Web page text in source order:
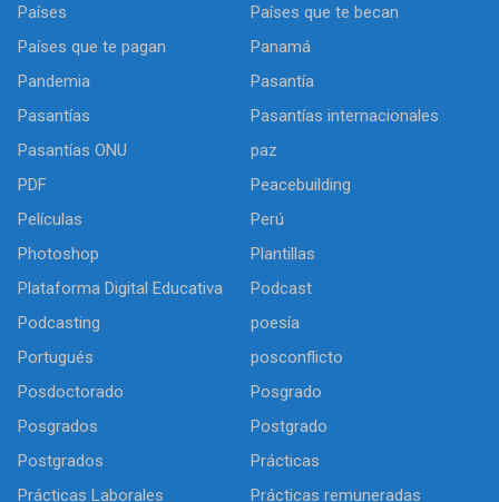
Países
Países que te becan
Países que te pagan
Panamá
Pandemia
Pasantía
Pasantías
Pasantías internacionales
Pasantías ONU
paz
PDF
Peacebuilding
Películas
Perú
Photoshop
Plantillas
Plataforma Digital Educativa
Podcast
Podcasting
poesía
Portugués
posconflicto
Posdoctorado
Posgrado
Posgrados
Postgrado
Postgrados
Prácticas
Prácticas Laborales
Prácticas remuneradas